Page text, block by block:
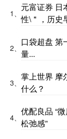
1、
元富证券 日
性\＂，历史
2、
口袋超盘 第
量...
3、
掌上世界 摩
什么？
4、
优配良品 “
松弛感”